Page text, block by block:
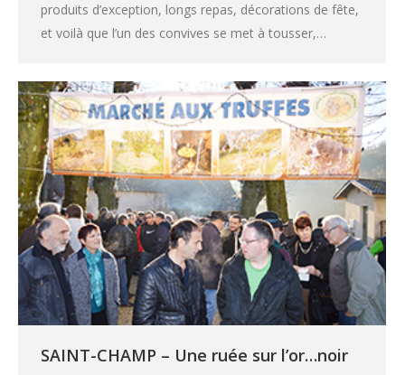
produits d’exception, longs repas, décorations de fête,
et voilà que l’un des convives se met à tousser,…
SAINT-CHAMP – Une ruée sur l’or…noir